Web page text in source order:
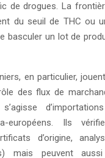
de drogues. La
du seuil de THC ou
basculer un lot de
en particulier,
des flux de
s’agisse
européens. Ils
d’origine,
mais peuvent